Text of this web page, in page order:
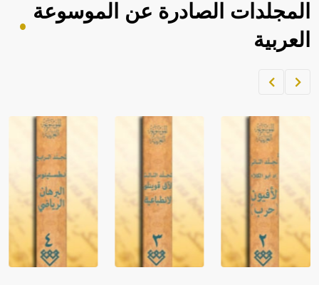
المجلدات الصادرة عن الموسوعة
العربية